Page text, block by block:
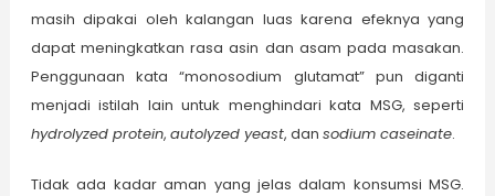
masih dipakai oleh kalangan luas karena efeknya yang
dapat meningkatkan rasa asin dan asam pada masakan.
Penggunaan kata “monosodium glutamat” pun diganti
menjadi istilah lain untuk menghindari kata MSG, seperti
hydrolyzed protein, autolyzed yeast, dan sodium caseinate.
Tidak ada kadar aman yang jelas dalam konsumsi MSG.